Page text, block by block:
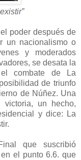
poder después de
un nacionalismo o
y moderados
se desata la
combate de La
de triunfo
de Núñez. Una
un hecho,
y dice: La
que suscribió
el punto 6.6. que